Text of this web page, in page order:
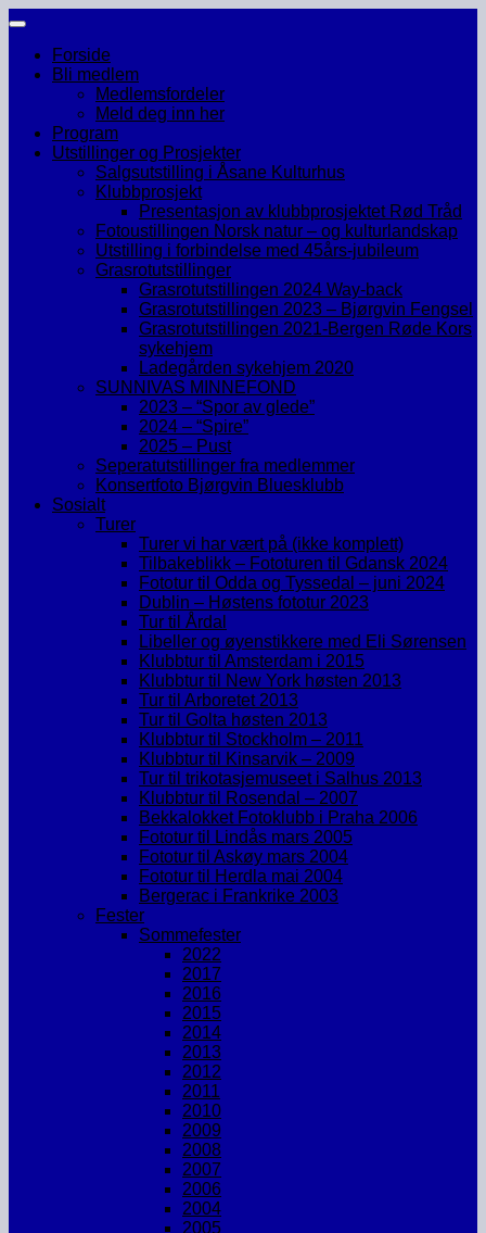
Skip
contentForside
Bli medlem
Medlemsfordeler
Meld deg inn her
Program
Utstillinger og Prosjekter
Salgsutstilling i Åsane Kulturhus
Klubbprosjekt
Presentasjon av klubbprosjektet Rød Tråd
Fotoustillingen Norsk natur – og kulturlandskap
Utstilling i forbindelse med 45års-jubileum
Grasrotutstillinger
Grasrotutstillingen 2024 Way-back
Grasrotutstillingen 2023 – Bjørgvin Fengsel
Grasrotutstillingen 2021-Bergen Røde Kors
sykehjem
Ladegården sykehjem 2020
SUNNIVAS MINNEFOND
2023 – “Spor av glede”
2024 – “Spire”
2025 – Pust
Seperatutstillinger fra medlemmer
Konsertfoto Bjørgvin Bluesklubb
Sosialt
Turer
Turer vi har vært på (ikke komplett)
Tilbakeblikk – Fototuren til Gdansk 2024
Fototur til Odda og Tyssedal – juni 2024
Dublin – Høstens fototur 2023
Tur til Årdal
Libeller og øyenstikkere med Eli Sørensen
Klubbtur til Amsterdam i 2015
Klubbtur til New York høsten 2013
Tur til Arboretet 2013
Tur til Golta høsten 2013
Klubbtur til Stockholm – 2011
Klubbtur til Kinsarvik – 2009
Tur til trikotasjemuseet i Salhus 2013
Klubbtur til Rosendal – 2007
Bekkalokket Fotoklubb i Praha 2006
Fototur til Lindås mars 2005
Fototur til Askøy mars 2004
Fototur til Herdla mai 2004
Bergerac i Frankrike 2003
Fester
Sommefester
2022
2017
2016
2015
2014
2013
2012
2011
2010
2009
2008
2007
2006
2004
2005